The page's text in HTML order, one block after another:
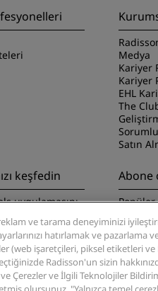
Medya
Kariyer
Kariyer
EHL
The
Satın
keşfedin
uygulamasını
Abone
Popüler
ve tarama deneyiminizi
hatırlamak ve pazarlama ve
(web işaretçileri, piksel etiketleri ve
Radisson'un sizin
Çerezler ve İlgili Teknolojiler